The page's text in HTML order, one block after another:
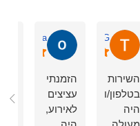
Tchelet G.
השירות
בטלפון/ווטסאפ
היה
okonoa
הזמנתי
עציצים
לאירוע,